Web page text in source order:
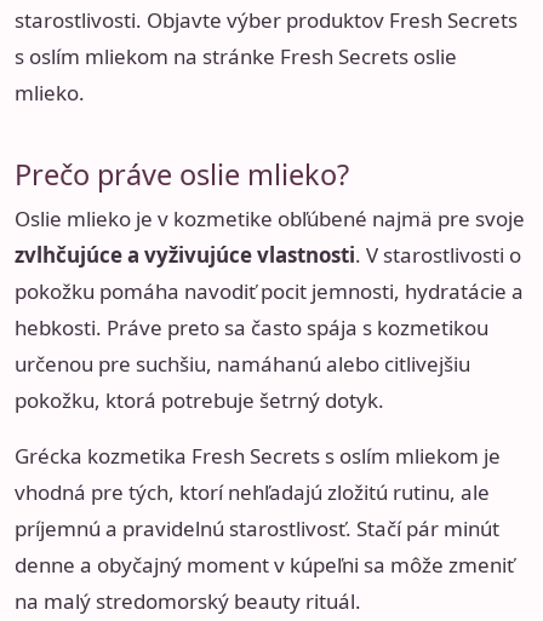
starostlivosti. Objavte výber produktov Fresh Secrets
s oslím mliekom na stránke Fresh Secrets oslie
mlieko.
Prečo práve oslie mlieko?
Oslie mlieko je v kozmetike obľúbené najmä pre svoje
zvlhčujúce a vyživujúce vlastnosti. V starostlivosti o
pokožku pomáha navodiť pocit jemnosti, hydratácie a
hebkosti. Práve preto sa často spája s kozmetikou
určenou pre suchšiu, namáhanú alebo citlivejšiu
pokožku, ktorá potrebuje šetrný dotyk.
Grécka kozmetika Fresh Secrets s oslím mliekom je
vhodná pre tých, ktorí nehľadajú zložitú rutinu, ale
príjemnú a pravidelnú starostlivosť. Stačí pár minút
denne a obyčajný moment v kúpeľni sa môže zmeniť
na malý stredomorský beauty rituál.